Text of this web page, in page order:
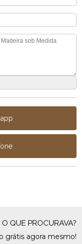
QUE PROCURAVA?
grátis agora mesmo!